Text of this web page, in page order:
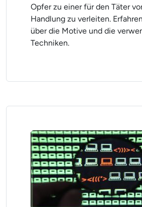
Opfer zu einer für den Täter
Handlung zu verleiten.
über die Motive und die
Techniken.